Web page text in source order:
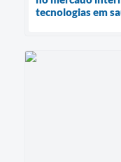
tecnologias em